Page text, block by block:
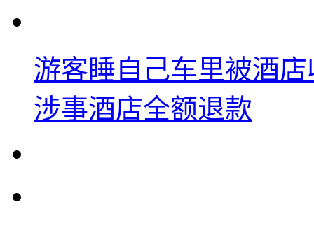
游客睡自己车里被酒
涉事酒店全额退款